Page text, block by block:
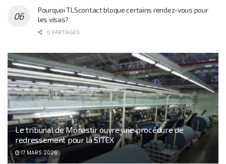
Pourquoi TLScontact bloque certains rendez-vous pour
les visas?
0 PARTAGES
Le tribunal de Monastir ouvre une procédure de
redressement pour la SITEX
17 MARS 2026